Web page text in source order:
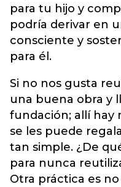
para tu hijo y
podría derivar en
consciente y
para él.
Si no nos gusta
una buena obra y
fundación; allí hay
se les puede
tan simple. ¿De
para nunca
Otra práctica es